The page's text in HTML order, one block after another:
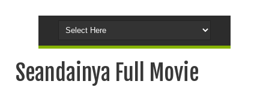
Seandainya Full Movie